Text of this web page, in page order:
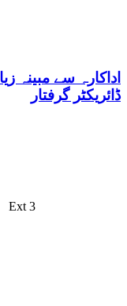
ڈائریکٹر گرفتار
Ext 3